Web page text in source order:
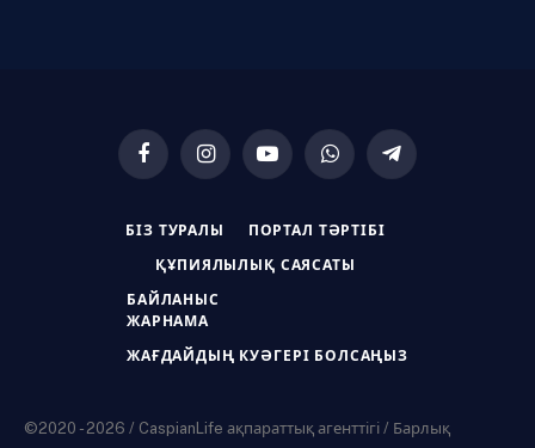
FacebookInstagramYouTubeWhatsAppTelegram
БІЗ ТУРАЛЫ ПОРТАЛ ТӘРТІБІ
ҚҰПИЯЛЫЛЫҚ САЯСАТЫ
БАЙЛАНЫС
ЖАРНАМА
ЖАҒДАЙДЫҢ КУӘГЕРІ БОЛСАҢЫЗ
©2020 - 2026 / CaspianLife ақпараттық агенттігі / Барлық